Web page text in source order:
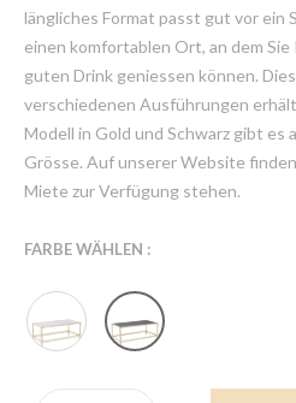
längliches Format passt gut vor ein
einen komfortablen Ort, an dem
guten Drink geniessen können.
verschiedenen Ausführungen
Modell in Gold und Schwarz gibt es
Grösse. Auf unserer Website
Miete zur Verfügung stehen.
FARBE WÄHLEN :